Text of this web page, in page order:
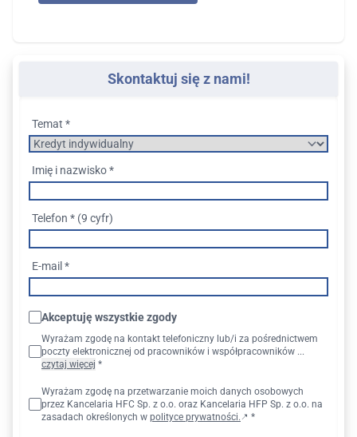
Skontaktuj się z nami!
Temat *
Imię i nazwisko *
Telefon * (9 cyfr)
E-mail *
Akceptuję wszystkie zgody
Wyrażam zgodę na kontakt telefoniczny lub/i za pośrednictwem
poczty elektronicznej od pracowników i współpracowników ...
czytaj więcej *
Wyrażam zgodę na przetwarzanie moich danych osobowych
przez Kancelaria HFC Sp. z o.o. oraz Kancelaria HFP Sp. z o.o. na
zasadach określonych w polityce prywatności. *